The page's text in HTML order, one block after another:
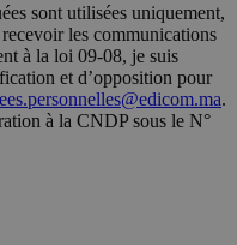
sont utilisées uniquement,
les communications
à la loi 09-08, je suis
et d’opposition pour
.
à la CNDP sous le N°